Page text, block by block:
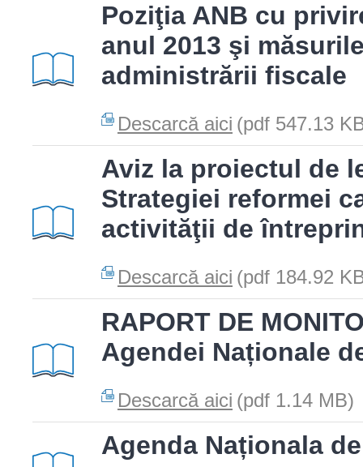
Poziţia ANB cu
anul 2013 şi
administrării fiscale
Descarcă aici (pdf 547.13
Aviz la proiectul de
Strategiei reformei
activităţii de
Descarcă aici (pdf 184.92
RAPORT DE
Agendei Naționale
Descarcă aici (pdf 1.14 MB)
Agenda Naționala